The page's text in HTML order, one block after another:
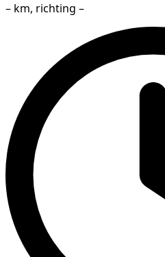
– km, richting –